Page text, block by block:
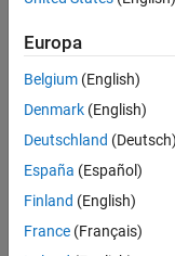
See Also
Context
Context
Inconsistent
Missing cipher
Europa
Belgium (English)
Denmark (English)
Deutschland (Deutsch)
España (Español)
Finland (English)
France (Français)